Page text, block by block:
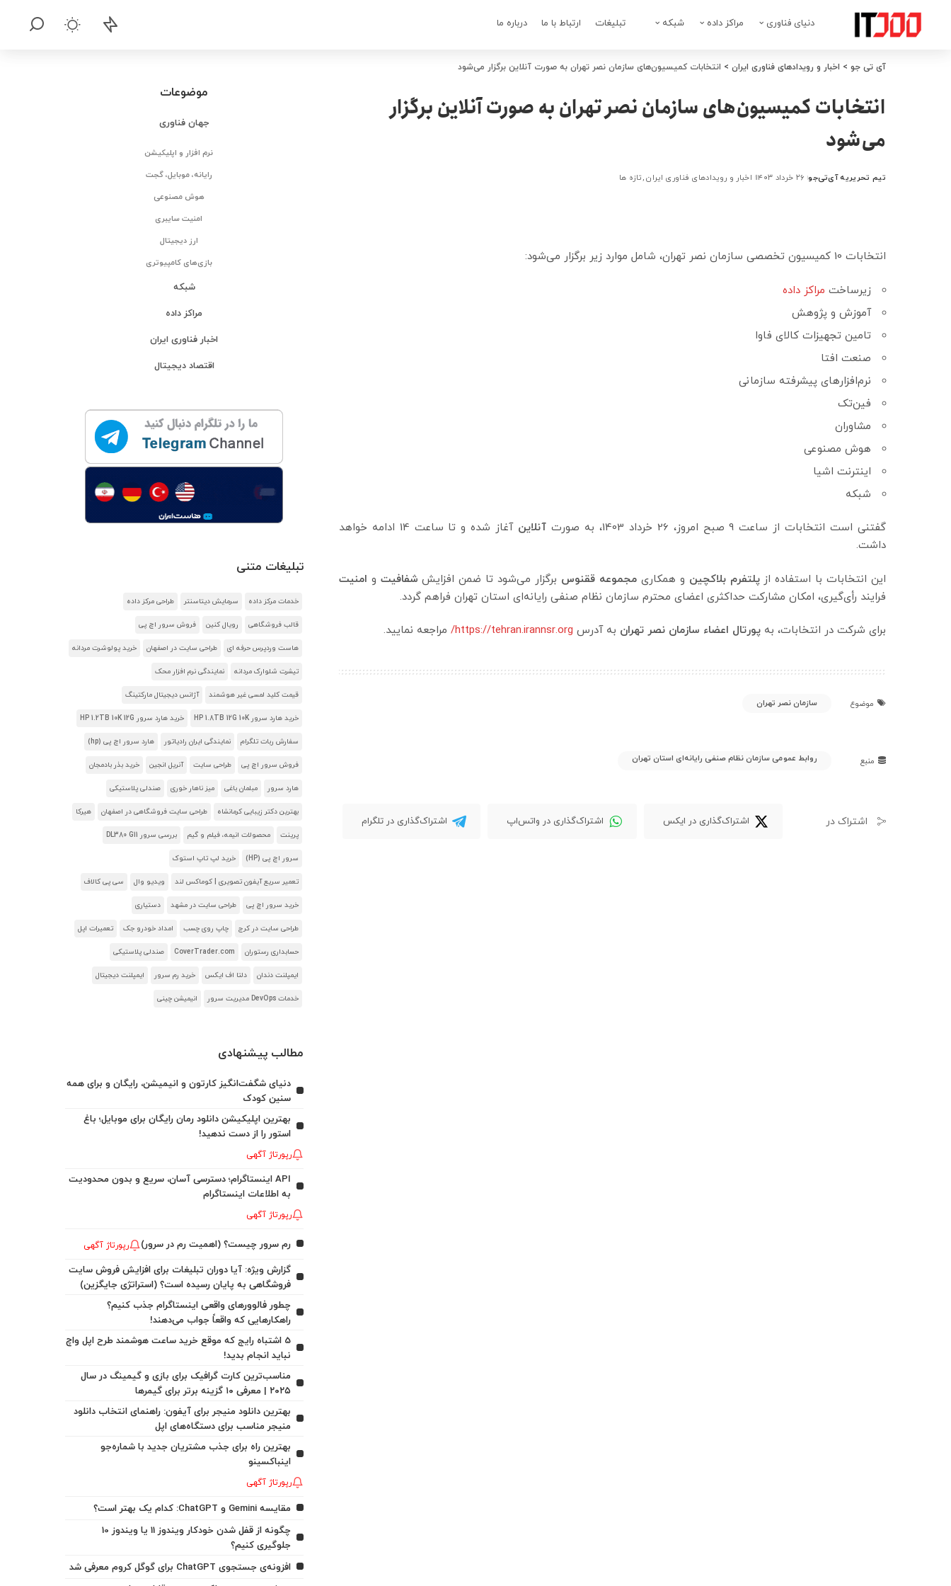
دنیای فناوری مراکز داده شبکه تبلیغات ارتباط با ما درباره ما
آی تی جو > اخبار و رویدادهای فناوری ایران > انتخابات کمیسیون‌های سازمان نصر تهران به صورت آنلاین برگزار می‌شود
انتخابات کمیسیون‌های سازمان نصر تهران به صورت آنلاین برگزار
می‌شود
ارسال
تیم تحریریه آی‌تی‌جو ۲۶ خرداد ۱۴۰۳ اخبار و رویدادهای فناوری ایران تازه ها
انتخابات 10 کمیسیون تخصصی سازمان نصر تهران، شامل موارد زیر برگزار می‌شود:
زیرساخت مراکز داده
آموزش و پژوهش
تامین تجهیزات کالای فاوا
صنعت افتا
نرم‌افزارهای پیشرفته سازمانی
فین‌تک
مشاوران
هوش مصنوعی
اینترنت اشیا
شبکه
گفتنی است انتخابات از ساعت 9 صبح امروز، 26 خرداد 1403، به صورت آنلاین
آغاز شده و تا ساعت 14 ادامه خواهد
داشت.
این انتخابات با استفاده ازپلتفرم بلاکچین و همکاریمجموعه ققنوس برگزار می‌شود تا ضمن افزایش شفافیت و امنیت
فرایند رأی‌گیری، امکان مشارکت حداکثری اعضای محترم سازمان نظام صنفی رایانه‌ای استان تهران فراهم گردد.
برای شرکت در انتخابات، به پورتال اعضاء سازمان نصر تهران به آدرس https://tehran.irannsr.org/ مراجعه نمایید.
موضوع سازمان نصر تهران
منبع روابط عمومی سازمان نظام صنفی رایانه‌ای استان تهران
اشتراک در اشتراک‌گذاری در ایکس اشتراک‌گذاری در واتس‌اپ اشتراک‌گذاری در تلگرام
موضوعات
جهان فناوری
نرم افزار و اپلیکیشن
رایانه، موبایل، گجت
هوش مصنوعی
امنیت سایبری
ارز دیجیتال
بازی‌های کامپیوتری
شبکه
مراکز داده
اخبار فناوری ایران
اقتصاد دیجیتال
تبلیغات متنی
خدمات مرکز داده سرمایش دیتاسنتر طراحی مرکز داده
قالب فروشگاهی رویال کنین فروش سرور اچ پی
هاست وردپرس حرفه ای طراحی سایت در اصفهان خرید پولوشرت مردانه
تیشرت شلوارک مردانه نمایندگی نرم افزار محک
قیمت کلید لمسی غیر هوشمند آژانس دیجیتال مارکتینگ
خرید هارد سرور HP 1.8TB 12G 10K خرید هارد سرور HP 1.2TB 10K 12G
سفارش ربات تلگرام نمایندگی ایران رادیاتور هارد سرور اچ پی (hp)
فروش سرور اچ پی طراحی سایت آنریل انجین خرید بذر بادمجان
هارد سرور مبلمان باغی میز ناهار خوری صندلی پلاستیکی
بهترین دکتر زیبایی کرمانشاه طراحی سایت فروشگاهی در اصفهان هیرکا
پرینت محصولات انیمه، فیلم و گیم بررسی سرور DL380 G11
سرور اچ پی (HP) خرید لپ تاپ استوک
تعمیر سریع آیفون تصویری | کوماکس لند ویدیو وال سی پی کالاف
خرید سرور اچ پی طراحی سایت در مشهد دستیاری
طراحی سایت در کرج چاپ روی چسب امداد خودرو جک تعمیرات اپل
حسابداری رستوران CoverTrader.com صندلی پلاستیکی
ایمپلنت دندان دلتا اف ایکس خرید رم سرور ایمپلنت دیجیتال
خدمات DevOps مدیریت سرور انیمیشن چینی
مطالب پیشنهادی
دنیای شگفت‌انگیز کارتون و انیمیشن، رایگان و برای همه
سنین کودک
بهترین اپلیکیشن دانلود رمان رایگان برای موبایل؛ باغ
استور را از دست ندهید!
رپورتاژ آگهی
API اینستاگرام؛ دسترسی آسان، سریع و بدون محدودیت
به اطلاعات اینستاگرام
رپورتاژ آگهی
رم سرور چیست؟ (اهمیت رم در سرور) رپورتاژ آگهی
گزارش ویژه: آیا دوران تبلیغات برای افزایش فروش سایت
فروشگاهی به پایان رسیده است؟ (استراتژی جایگزین)
چطور فالوورهای واقعی اینستاگرام جذب کنیم؟
راهکارهایی که واقعاً جواب می‌دهند!
5 اشتباه رایج که موقع خرید ساعت هوشمند طرح اپل واچ
نباید انجام بدید!
مناسب‌ترین کارت گرافیک برای بازی و گیمینگ در سال
۲۰۲۵ | معرفی ۱۰ گزینه برتر برای گیمرها
بهترین دانلود منیجر برای آیفون: راهنمای انتخاب دانلود
منیجر مناسب برای دستگاه‌های اپل
بهترین راه برای جذب مشتریان جدید با شماره‌جو
اینباکسینو
رپورتاژ آگهی
مقایسه Gemini و ChatGPT: کدام یک بهتر است؟
چگونه از قفل شدن خودکار ویندوز 11 یا ویندوز 10
جلوگیری کنیم؟
افزونه‌ی جستجوی ChatGPT برای گوگل کروم معرفی شد